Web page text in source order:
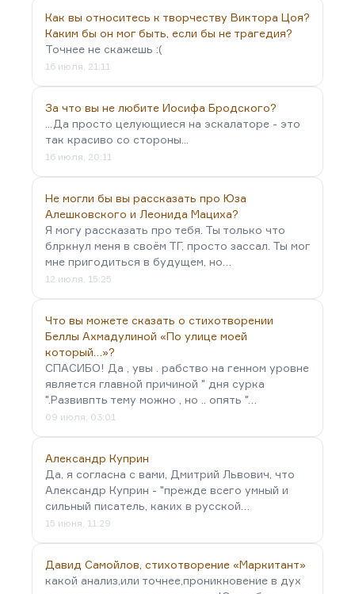
Как вы относитесь к творчеству Виктора Цоя?
Каким бы он мог быть, если бы не трагедия?
Точнее не скажешь :(
16 июля, 21:11
За что вы не любите Иосифа Бродского?
...Да просто целующиеся на эскалаторе - это
так красиво со стороны...
16 июля, 20:11
Не могли бы вы рассказать про Юза
Алешковского и Леонида Мациха?
Я могу рассказать про тебя. Ты только что
блркнул меня в своём ТГ, просто зассал. Ты мог
мне пригодиться в будущем, но…
12 июля, 15:25
Что вы можете сказать о стихотворении
Беллы Ахмадулиной «По улице моей
который…»?
СПАСИБО! Да , увы . рабство на генном уровне
является главной причиной " дня сурка
".Развивпть тему можно , но .. опять "…
09 июля, 03:01
Александр Куприн
Да, я согласна с вами, Дмитрий Львович, что
Александр Куприн - "прежде всего умный и
сильный писатель, каких в русской…
15 июня, 11:29
Давид Самойлов, стихотворение «Маркитант»
какой анализ,или точнее,проникновение в дух